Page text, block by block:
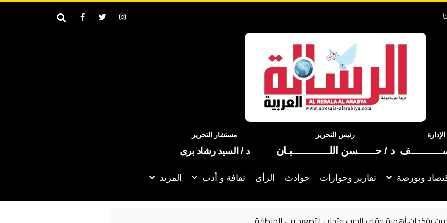
رئيس التحرير
د / حــــــسن اللـــــــــــــبـان
مستشار التحرير
د / السيد رشاد برى
وبورصة تقارير وحوارات حوادث الرأى ثقافة و أدب المزيد